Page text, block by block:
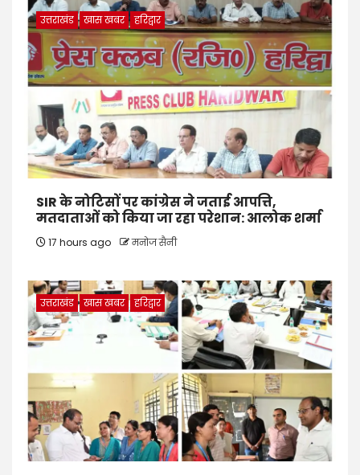
उत्तराखंड खास खबर हरिद्वार
SIR के नोटिसों पर कांग्रेस ने जताई आपत्ति,
मतदाताओं को किया जा रहा परेशान: आलोक शर्मा
17 hours ago मनोज सैनी
उत्तराखंड खास खबर हरिद्वार